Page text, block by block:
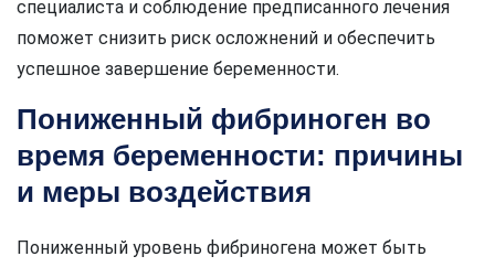
специалиста и соблюдение предписанного лечения
поможет снизить риск осложнений и обеспечить
успешное завершение беременности.
Пониженный фибриноген во
время беременности: причины
и меры воздействия
Пониженный уровень фибриногена может быть